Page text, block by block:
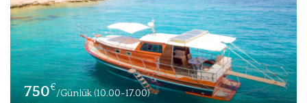
750€
/Günlük (10.00-17.00)